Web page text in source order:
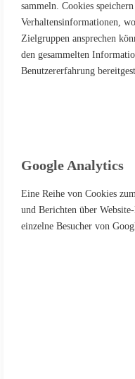
Der Dell P2425
ergonomischen
%igen sRGB-
sammeln. Cookies
Verhaltensinformationen,
Zielgruppen ansprechen
den gesammelten
Benutzererfahrung
Google Analytics
Eine Reihe von Cookies
und Berichten über
einzelne Besucher von